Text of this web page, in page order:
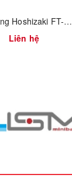
Bàn đông Hoshizaki FT-98MA-S
Liên hệ